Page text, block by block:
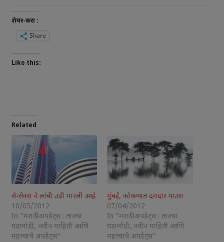
शेयर-करा :
Share
Like this:
Related
सेन्सेक्स ने लांबी उडी मारली आहे
10/05/2012
In "मराठी अपडेट्स : ताज्या
घडामोडी, नवीन माहिती आणि
महत्त्वाचे अपडेट्स"
मुंबई, कोकणात दमदार पाउस
07/04/2012
In "मराठी अपडेट्स : ताज्या
घडामोडी, नवीन माहिती आणि
महत्त्वाचे अपडेट्स"